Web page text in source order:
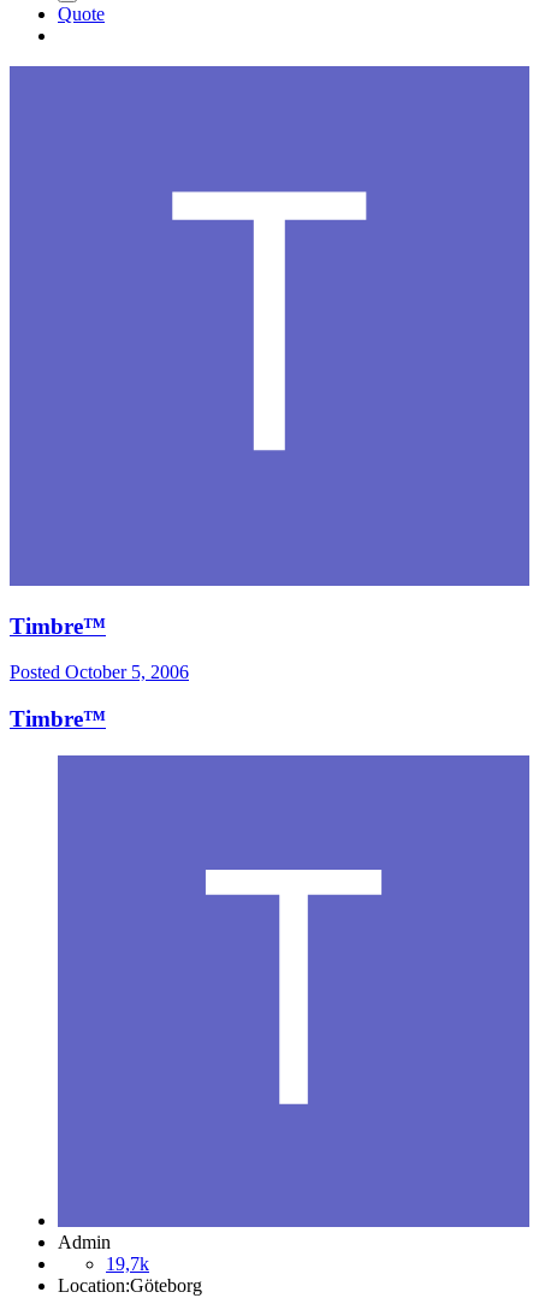
Quote
Timbre™
Posted October 5, 2006
Timbre™
Admin
19,7k
Location:Göteborg